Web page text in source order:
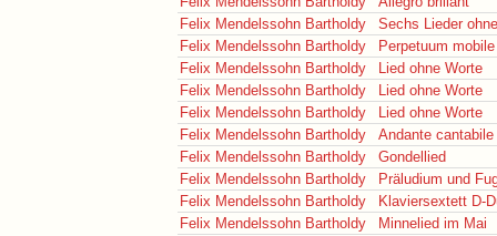
Felix Mendelssohn Bartholdy
Sechs Lieder
Felix Mendelssohn Bartholdy
Perpetuum mobile
Felix Mendelssohn Bartholdy
Lied ohne Worte
Felix Mendelssohn Bartholdy
Lied ohne Worte
Felix Mendelssohn Bartholdy
Lied ohne Worte
Felix Mendelssohn Bartholdy
Andante
Felix Mendelssohn Bartholdy
Gondellied
Felix Mendelssohn Bartholdy
Präludium und
Felix Mendelssohn Bartholdy
Klaviersextett D-
Felix Mendelssohn Bartholdy
Minnelied im Mai